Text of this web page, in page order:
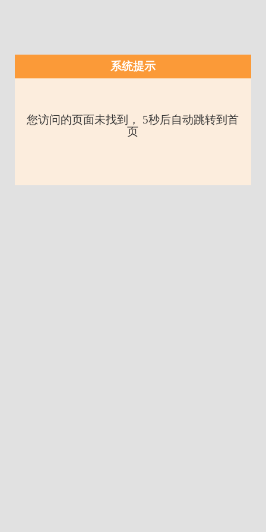
系统提示
您访问的页面未找到， 5秒后自动跳转到首
页